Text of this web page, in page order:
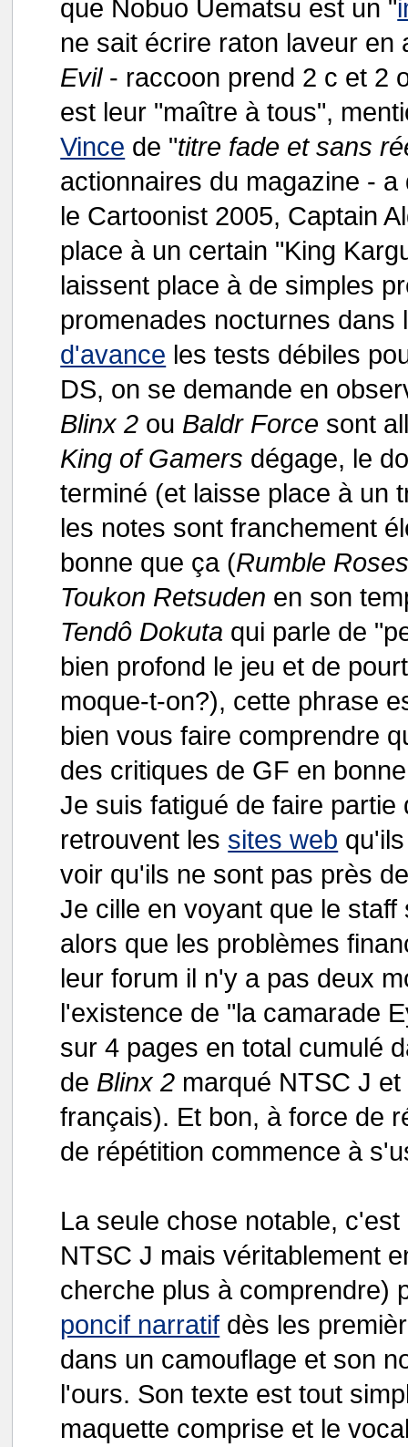
que Nobuo Uematsu est un "
ne sait écrire raton laveur
Evil- raccoon prend 2 c et 2
est leur "maître à tous",
Vince de "titre fade et sans
actionnaires du magazine -
le Cartoonist 2005, Captain
place à un certain "King
laissent place à de simples
promenades nocturnes
d'avance les tests débiles
DS, on se demande en
Blinx 2 ou Baldr Force sont
King of Gamers dégage, le
terminé (et laisse place à un
les notes sont franchement
bonne que ça (Rumble
Toukon Retsuden en son
Tendô Dokuta qui parle de
bien profond le jeu et de
moque-t-on?), cette phrase
bien vous faire comprendre
des critiques de GF en
Je suis fatigué de faire
retrouvent les sites web
voir qu'ils ne sont pas près
Je cille en voyant que le
alors que les problèmes
leur forum il n'y a pas deux
l'existence de "la camarade
sur 4 pages en total cumulé
de Blinx 2 marqué NTSC J
français). Et bon, à force de
de répétition commence à
La seule chose notable,
NTSC J mais véritablement
cherche plus à comprendre)
poncif narratifdès les
dans un camouflage et son
l'ours. Son texte est tout
maquette comprise et le